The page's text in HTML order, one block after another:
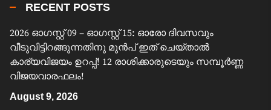
RECENT POSTS
2026 ഓഗസ്റ്റ് 09 – ഓഗസ്റ്റ് 15: ഓരോ ദിവസവും
വീടുവിട്ടിറങ്ങുന്നതിനു മുൻപ് ഇത് ചെയ്താൽ
കാര്യവിജയം ഉറപ്പ്! 12 രാശിക്കാരുടെയും സമ്പൂർണ്ണ
വിജയവാരഫലം!
August 9, 2026